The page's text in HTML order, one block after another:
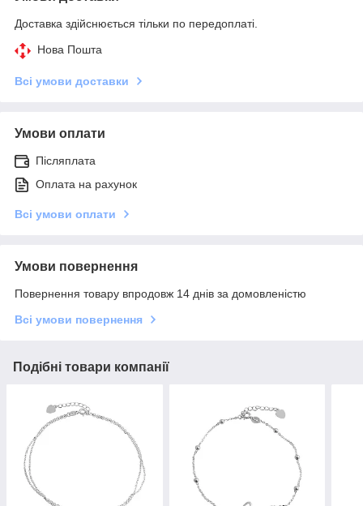
Доставка здійснюється тільки по передоплаті.
Нова Пошта
Всі умови доставки
Умови оплати
Післяплата
Оплата на рахунок
Всі умови оплати
Умови повернення
Повернення товару впродовж 14 днів за домовленістю
Всі умови повернення
Подібні товари компанії